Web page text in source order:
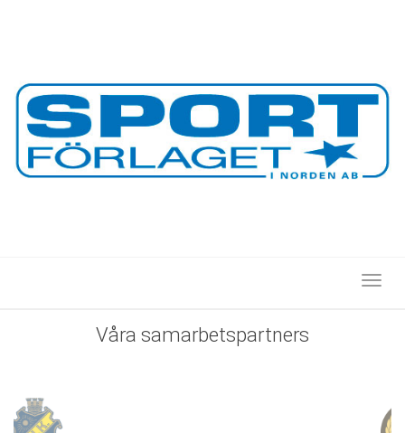
Våra samarbetspartners